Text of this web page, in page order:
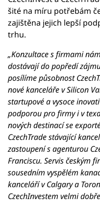
šité na míru potřebám
zajištěna jejich lepší
trhu.
„Konzultace s firmami
dostávají do popředí
posílíme působnost
nové kanceláře v Silicon
startupové a vysoce
podporou pro firmy i v
nových destinací se
CzechTrade stávající
zastoupení s agenturou
Franciscu. Servis českým
sousedním vyspělém
kanceláří v Calgary a
CzechInvestem velmi